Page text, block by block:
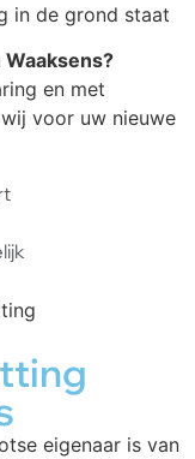
in de grond staat
en met
voor uw nieuwe
eigenaar is van